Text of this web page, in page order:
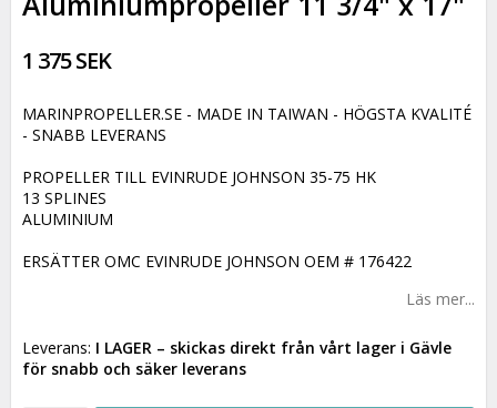
1 375 SEK
MARINPROPELLER.SE - MADE IN TAIWAN - HÖGSTA KVALITÉ
- SNABB LEVERANS
PROPELLER TILL EVINRUDE JOHNSON 35-75 HK
13 SPLINES
ALUMINIUM
ERSÄTTER OMC EVINRUDE JOHNSON OEM # 176422
Läs mer...
Leverans: I LAGER – skickas direkt från vårt lager i Gävle
för snabb och säker leverans